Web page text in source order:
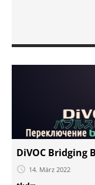
DiVOC Bridging
14. März 2022